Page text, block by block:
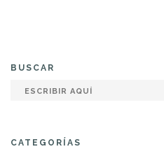
BUSCAR
CATEGORÍAS